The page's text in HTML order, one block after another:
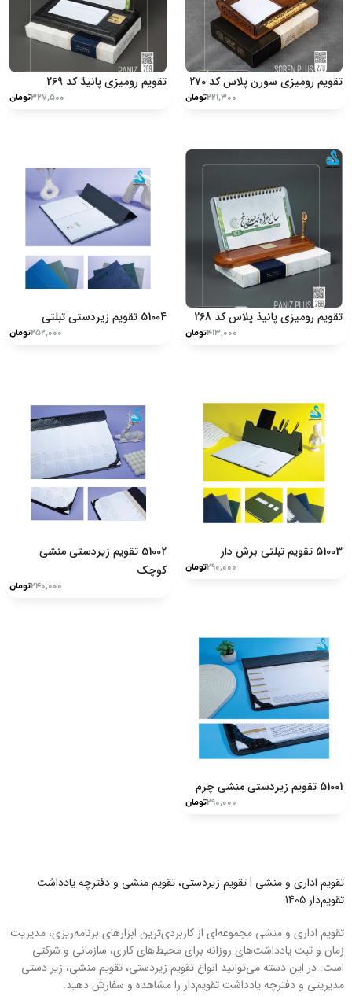
تقویم رومیزی سورن پلاس کد 270
۲۲۱,۳۰۰تومان
تقویم رومیزی پانیذ کد 269
۳۲۷,۵۰۰تومان
تقویم رومیزی پانیذ پلاس کد 268
۴۱۳,۰۰۰تومان
51004 تقویم زیردستی تبلتی
۲۵۲,۰۰۰تومان
51003 تقویم تبلتی برش دار
۲۹۰,۰۰۰تومان
51002 تقویم زیردستی منشی
کوچک
۲۴۰,۰۰۰تومان
51001 تقویم زیردستی منشی چرم
۲۹۰,۰۰۰تومان
تقویم اداری و منشی | تقویم زیردستی، تقویم منشی و دفترچه یادداشت
تقویم‌دار 1405
تقویم اداری و منشی مجموعه‌ای از کاربردی‌ترین ابزارهای برنامه‌ریزی، مدیریت
زمان و ثبت یادداشت‌های روزانه برای محیط‌های کاری، سازمانی و شرکتی
است. در این دسته می‌توانید انواع تقویم زیردستی، تقویم منشی، زیر دستی
مدیریتی و دفترچه یادداشت تقویم‌دار را مشاهده و سفارش دهید.